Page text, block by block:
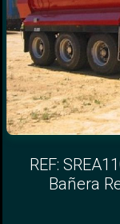
REF:
Bañera